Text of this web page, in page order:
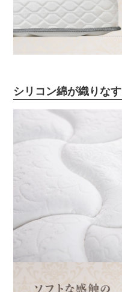
シリコン綿が織りな